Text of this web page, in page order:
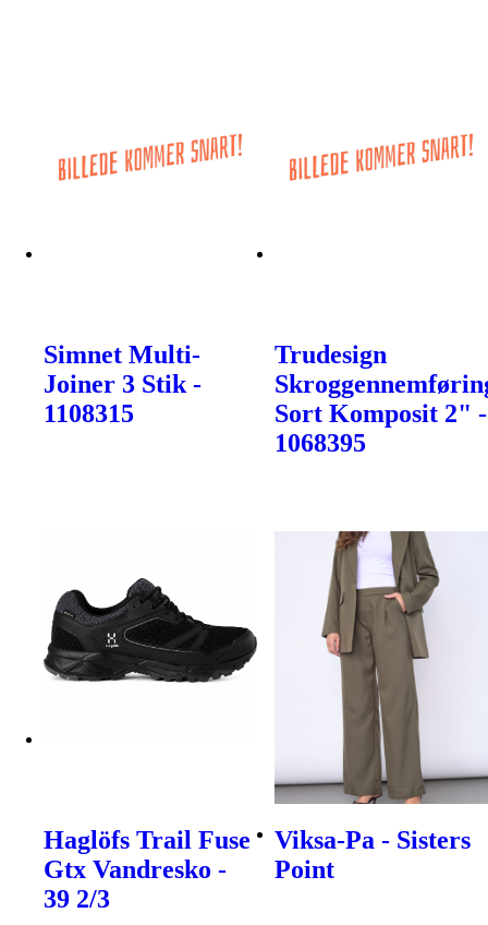
Simnet Multi-
Joiner 3 Stik -
1108315
Trudesign
Sort Komposit 2" -
1068395
Haglöfs Trail Fuse
Gtx Vandresko -
39 2/3
Viksa-Pa - Sisters
Point